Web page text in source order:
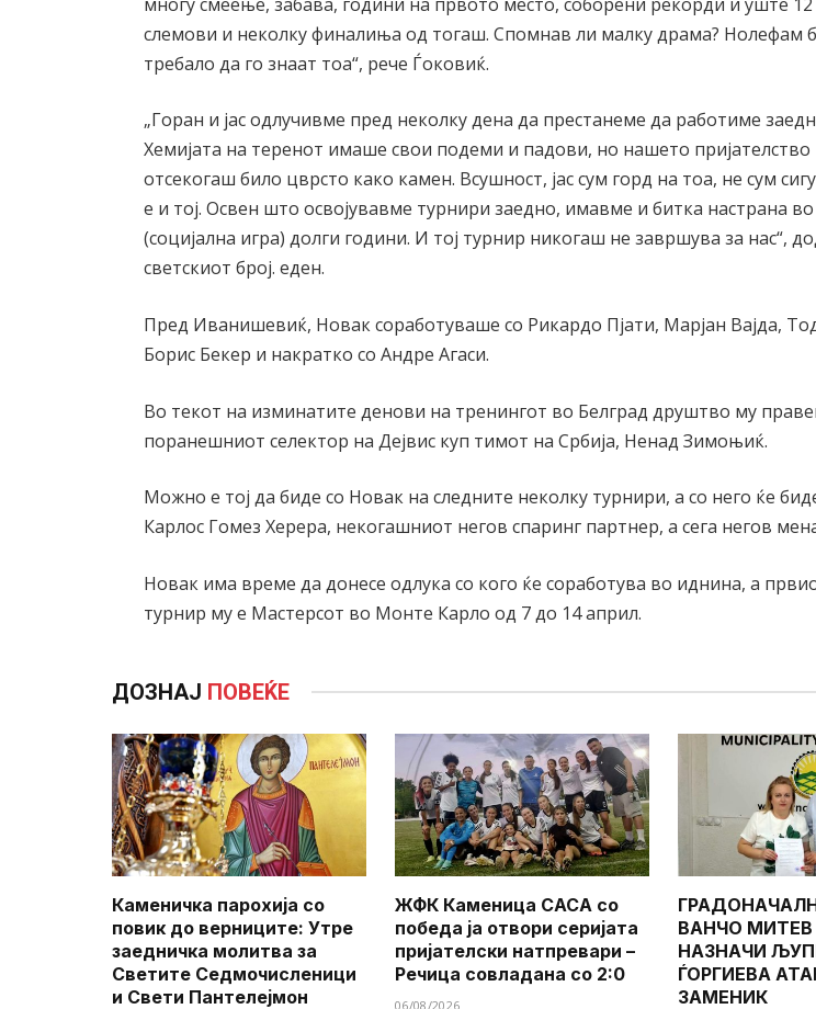
слемови и неколку финалиња од тогаш. Спомнав ли малку драма? Нолефам
требало да го знаат тоа“, рече Ѓоковиќ.
„Горан и јас одлучивме пред неколку дена да престанеме да работиме
Хемијата на теренот имаше свои подеми и падови, но нашето пријателство
отсекогаш било цврсто како камен. Всушност, јас сум горд на тоа, не сум
е и тој. Освен што освојувавме турнири заедно, имавме и битка настрана
(социјална игра) долги години. И тој турнир никогаш не завршува за нас“,
светскиот број. еден.
Пред Иванишевиќ, Новак соработуваше со Рикардо Пјати, Марјан Вајда,
Борис Бекер и накратко со Андре Агаси.
Во текот на изминатите денови на тренингот во Белград друштво му
поранешниот селектор на Дејвис куп тимот на Србија, Ненад Зимоњиќ.
Можно е тој да биде со Новак на следните неколку турнири, а со него ќе
Карлос Гомез Херера, некогашниот негов спаринг партнер, а сега негов
Новак има време да донесе одлука со кого ќе соработува во иднина, а
турнир му е Мастерсот во Монте Карло од 7 до 14 април.
ДОЗНАЈ ПОВЕЌЕ
Каменичка парохија со
повик до верниците: Утре
заедничка молитва за
Светите Седмочисленици
и Свети Пантелејмон
ЖФК Каменица САСА со
победа ја отвори серијата
пријателски натпревари –
Речица совладана со 2:0
06/08/2026
ВАНЧО МИТЕВ
НАЗНАЧИ
ЃОРГИЕВА
ЗАМЕНИК